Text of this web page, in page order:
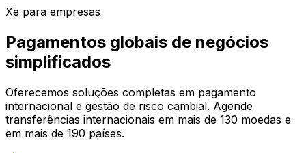
Xe para empresas
Pagamentos globais de negócios
simplificados
Oferecemos soluções completas em pagamento
internacional e gestão de risco cambial. Agende
transferências internacionais em mais de 130 moedas e
em mais de 190 países.